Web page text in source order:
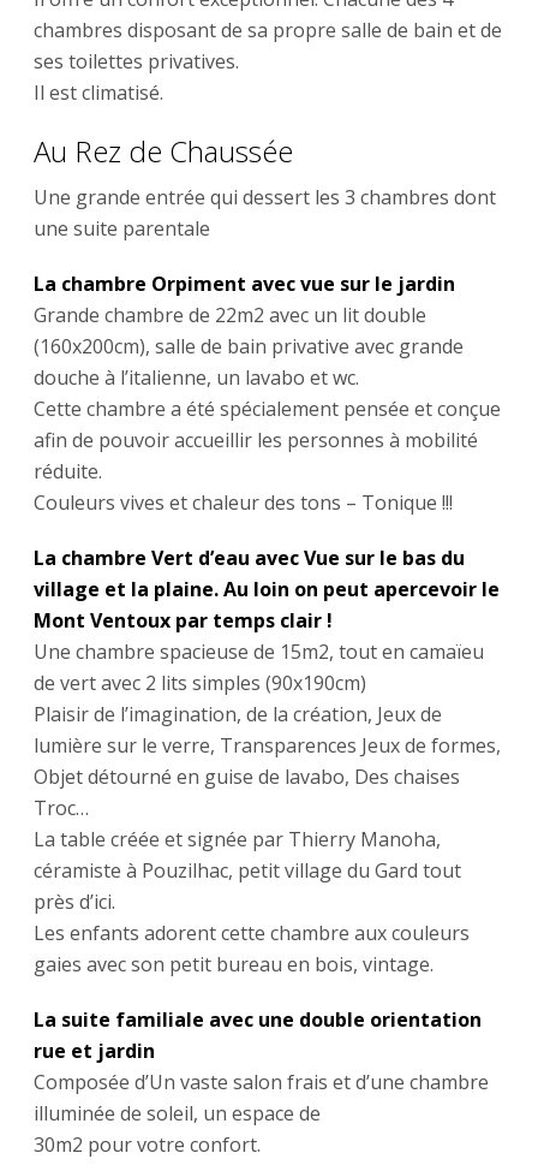
chambres disposant de sa propre salle de bain et de
ses toilettes privatives.
Il est climatisé.
Au Rez de Chaussée
Une grande entrée qui dessert les 3 chambres dont
une suite parentale
La chambre Orpiment avec vue sur le jardin
Grande chambre de 22m2 avec un lit double
(160x200cm), salle de bain privative avec grande
douche à l’italienne, un lavabo et wc.
Cette chambre a été spécialement pensée et conçue
afin de pouvoir accueillir les personnes à mobilité
réduite.
Couleurs vives et chaleur des tons – Tonique !!!
La chambre Vert d’eau avec Vue sur le bas du
village et la plaine. Au loin on peut apercevoir le
Mont Ventoux par temps clair !
Une chambre spacieuse de 15m2, tout en camaïeu
de vert avec 2 lits simples (90x190cm)
Plaisir de l’imagination, de la création, Jeux de
lumière sur le verre, Transparences Jeux de formes,
Objet détourné en guise de lavabo, Des chaises
Troc…
La table créée et signée par Thierry Manoha,
céramiste à Pouzilhac, petit village du Gard tout
près d’ici.
Les enfants adorent cette chambre aux couleurs
gaies avec son petit bureau en bois, vintage.
La suite familiale avec une double orientation
rue et jardin
Composée d’Un vaste salon frais et d’une chambre
illuminée de soleil, un espace de
30m2 pour votre confort.